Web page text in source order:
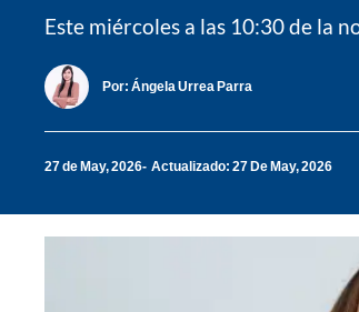
Este miércoles a las 10:30 de la
Por: Ángela Urrea Parra
27 de May, 2026 Actualizado: 27 De May, 2026